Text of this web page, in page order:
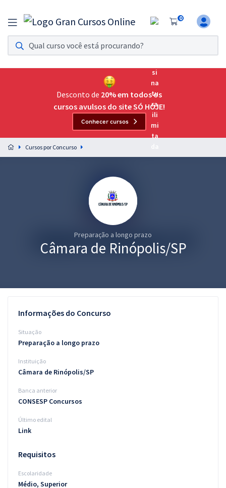
0
Assinatura Ilimitada 11
Acesso a todos os cursos. Teste grátis por 7 dias!
Assinatura OAB Até Passar
Acesso ilimitado a toda preparação para o Exame da
Preparação completa e intensiva para as principais
residências em saúde do Brasil
Graduação
Questões grátis
Blog
Aprovados
Atendimento
Desconto de 20% em todos os
cursos avulsos do site SÓ HOJE!
Conhecer cursos
Cursos por Concurso
Preparação a longo prazo
Câmara de Rinópolis/SP
Informações do Concurso
Situação
Preparação a longo prazo
Instituição
Câmara de Rinópolis/SP
Banca anterior
CONSESP Concursos
Último edital
Link
Requisitos
Escolaridade
Médio, Superior